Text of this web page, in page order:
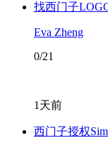
找西门子
Eva Zheng
0/21
1天前
西门子授权